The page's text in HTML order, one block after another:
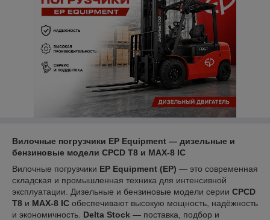
Вилочные погрузчики EP Equipment — дизельные и
бензиновые модели CPCD T8 и MAX-8 IC
Вилочные погрузчики EP Equipment (EP) — это современная
складская и промышленная техника для интенсивной
эксплуатации. Дизельные и бензиновые модели серии CPCD
T8 и MAX-8 IC обеспечивают высокую мощность, надёжность
и экономичность. Delta Stock — поставка, подбор и